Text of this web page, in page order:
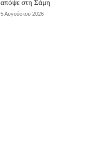
απόψε στη Σάμη
5 Αυγούστου 2026